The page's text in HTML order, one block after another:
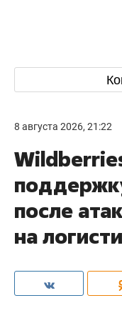
8 августа 2026, 21:22
после
на